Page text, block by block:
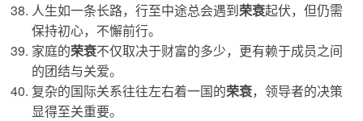
人生如一条长路，行至中途总会遇到荣衰起伏，但仍需
保持初心，不懈前行。
家庭的荣衰不仅取决于财富的多少，更有赖于成员之间
的团结与关爱。
复杂的国际关系往往左右着一国的荣衰，领导者的决策
显得至关重要。